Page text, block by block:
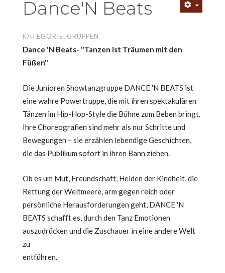
Dance'N Beats
KATEGORIE: GRUPPEN
Dance 'N Beats- "Tanzen ist Träumen mit den
Füßen"
Die Junioren Showtanzgruppe DANCE 'N BEATS ist
eine wahre Powertruppe, die mit ihren spektakulären
Tänzen im Hip-Hop-Style die Bühne zum Beben bringt.
Ihre Choreografien sind mehr als nur Schritte und
Bewegungen – sie erzählen lebendige Geschichten,
die das Publikum sofort in ihren Bann ziehen.
Ob es um Mut, Freundschaft, Helden der Kindheit, die
Rettung der Weltmeere, arm gegen reich oder
persönliche Herausforderungen geht, DANCE 'N
BEATS schafft es, durch den Tanz Emotionen
auszudrücken und die Zuschauer in eine andere Welt
zu
entführen.